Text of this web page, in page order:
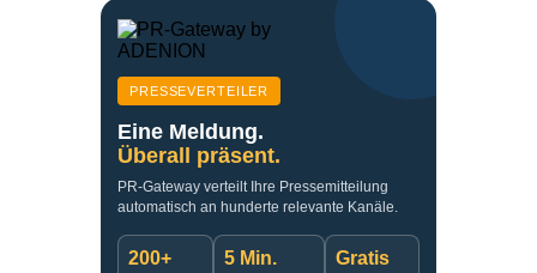
PRESSEVERTEILER
Eine Meldung.
Überall präsent.
PR-Gateway verteilt Ihre Pressemitteilung
automatisch an hunderte relevante Kanäle.
200+ 5 Min. Gratis